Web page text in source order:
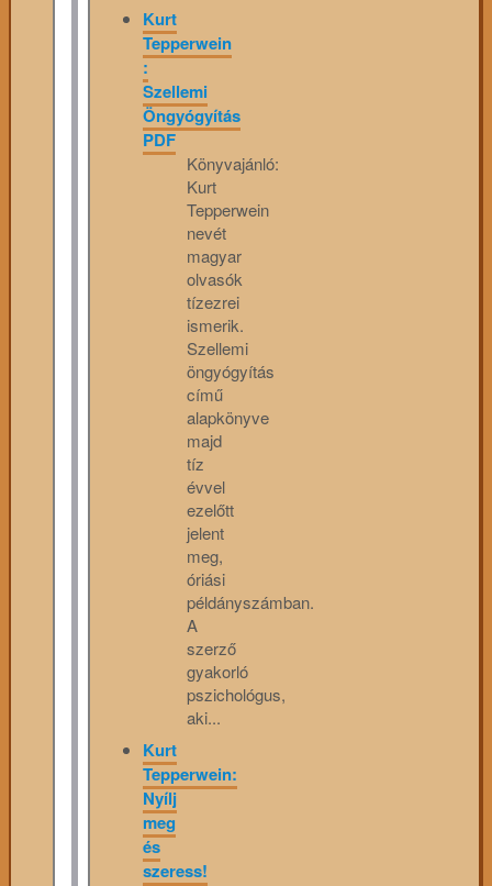
Kurt
Tepperwein
:
Szellemi
Öngyógyítás
PDF
Könyvajánló:
Kurt
Tepperwein
nevét
magyar
olvasók
tízezrei
ismerik.
Szellemi
öngyógyítás
című
alapkönyve
majd
tíz
évvel
ezelőtt
jelent
meg,
óriási
példányszámban.
A
szerző
gyakorló
pszichológus,
aki...
Kurt
Tepperwein:
Nyílj
meg
és
szeress!